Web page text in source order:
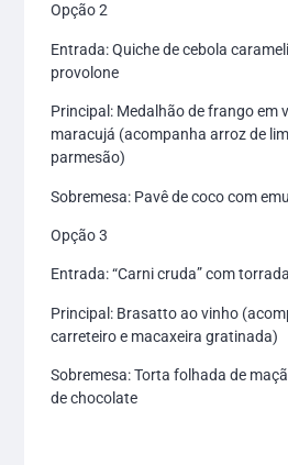
Opção 2
Entrada: Quiche de cebola
provolone
Principal: Medalhão de frango em
maracujá (acompanha arroz de
parmesão)
Sobremesa: Pavê de coco com
Opção 3
Entrada: “Carni cruda” com
Principal: Brasatto ao vinho
carreteiro e macaxeira gratinada)
Sobremesa: Torta folhada de
de chocolate